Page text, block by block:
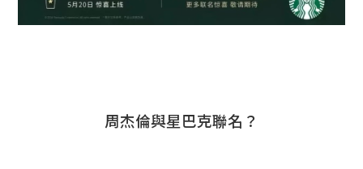
周杰倫與星巴克聯名？